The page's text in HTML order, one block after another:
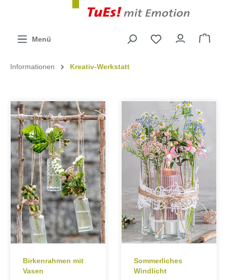
Menü
Informationen Kreativ-Werkstatt
Birkenrahmen mit
Vasen
Sommerliches
Windlicht